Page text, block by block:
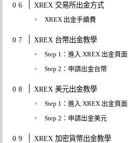
XREX 交易所出金方式
XREX 出金手續費
XREX 台幣出金教學
Step 1：進入 XREX 出金頁面
Step 2：申請出金台幣
XREX 美元出金教學
Step 1：進入 XREX 出金頁面
Step 2：申請出金美元
XREX 加密貨幣出金教學